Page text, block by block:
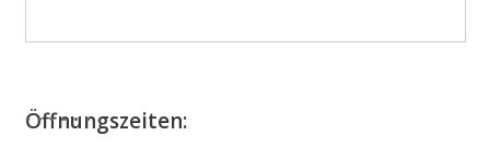
Öffnungszeiten: